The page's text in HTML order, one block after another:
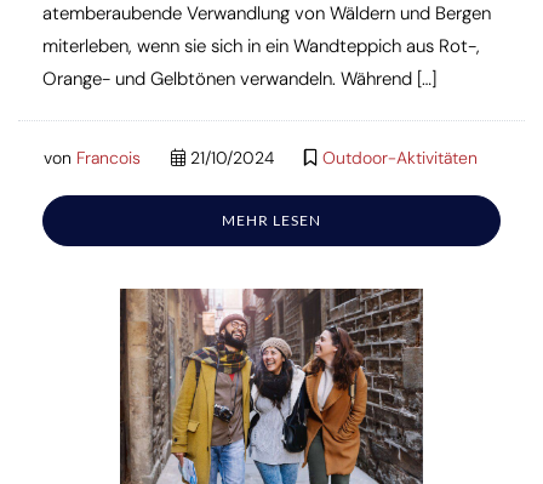
atemberaubende Verwandlung von Wäldern und Bergen
miterleben, wenn sie sich in ein Wandteppich aus Rot-,
Orange- und Gelbtönen verwandeln. Während […]
von Francois 21/10/2024 Outdoor-Aktivitäten
MEHR LESEN